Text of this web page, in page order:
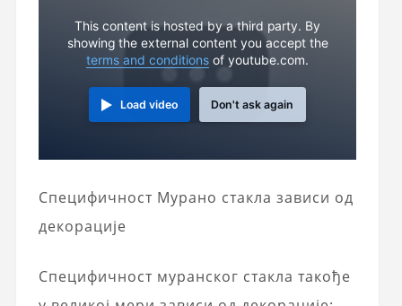
This content is hosted by a third party. By
showing the external content you accept the
terms and conditions of youtube.com.
Load video Don't ask again
Специфичност Мурано стакла зависи од
декорације
Специфичност муранског стакла такође